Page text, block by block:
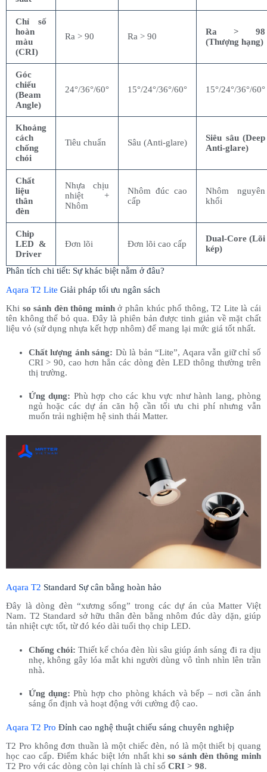
Chỉ số
hoàn
màu
(CRI)
Ra > 90 Ra > 90
Ra > 98
(Thượng hạng)
Góc
chiếu
(Beam
Angle)
24°/36°/60° 15°/24°/36°/60° 15°/24°/36°/60°
Khoảng
cách
chống
chói
Tiêu chuẩn Sâu (Anti-glare)
Siêu sâu (Deep
Anti-glare)
Chất
liệu
thân
đèn
Nhựa chịu
nhiệt +
Nhôm
Nhôm đúc cao
cấp
Nhôm nguyên
khối
Chip
LED &
Driver
Đơn lõi Đơn lõi cao cấp
Dual-Core (Lõi
kép)
Phân tích chi tiết: Sự khác biệt nằm ở đâu?
Aqara T2 Lite Giải pháp tối ưu ngân sách
Khi so sánh đèn thông minhở phân khúc phổ thông, T2 Lite là cái
tên không thể bỏ qua. Đây là phiên bản được tinh giản về mặt chất
liệu vỏ (sử dụng nhựa kết hợp nhôm) để mang lại mức giá tốt nhất.
Chất lượng ánh sáng: Dù là bản “Lite”, Aqara vẫn giữ chỉ số
CRI > 90, cao hơn hẳn các dòng đèn LED thông thường trên
thị trường.
Ứng dụng: Phù hợp cho các khu vực như hành lang, phòng
ngủ hoặc các dự án căn hộ cần tối ưu chi phí nhưng vẫn
muốn trải nghiệm hệ sinh thái Matter.
Aqara T2 Standard Sự cân bằng hoàn hảo
Đây là dòng đèn “xương sống” trong các dự án của Matter Việt
Nam. T2 Standard sở hữu thân đèn bằng nhôm đúc dày dặn, giúp
tản nhiệt cực tốt, từ đó kéo dài tuổi thọ chip LED.
Chống chói: Thiết kế chóa đèn lùi sâu giúp ánh sáng đi ra dịu
nhẹ, không gây lóa mắt khi người dùng vô tình nhìn lên trần
nhà.
Ứng dụng: Phù hợp cho phòng khách và bếp – nơi cần ánh
sáng ổn định và hoạt động với cường độ cao.
Aqara T2 Pro Đỉnh cao nghệ thuật chiếu sáng chuyên nghiệp
T2 Pro không đơn thuần là một chiếc đèn, nó là một thiết bị quang
học cao cấp. Điểm khác biệt lớn nhất khi so sánh đèn thông minh
T2 Pro với các dòng còn lại chính là chỉ số CRI > 98.